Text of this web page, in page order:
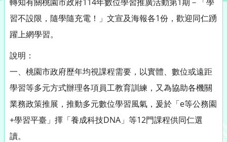
習不設限，隨學隨充電！」文宣及海報各1份，歡迎同仁踴
躍上網學習。
說明：
一、桃園市政府歷年均視課程需要，以實體、數位或遠距
學習等多元方式辦理各項員工教育訓練，又為協助各機關
業務政策推展，推動多元數位學習風氣，爰於「e等公務園
+學習平臺」擇「養成科技DNA」等12門課程供同仁選
讀。